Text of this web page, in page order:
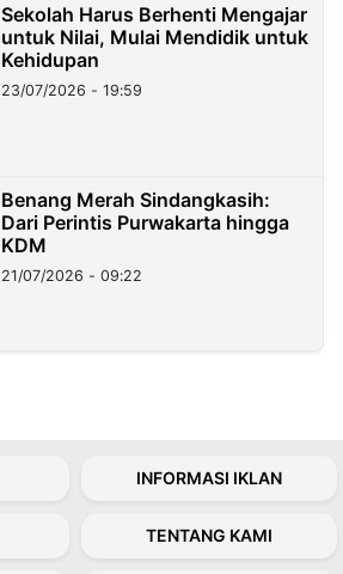
Sekolah Harus Berhenti Mengajar
untuk Nilai, Mulai Mendidik untuk
Kehidupan
23/07/2026 - 19:59
Benang Merah Sindangkasih:
Dari Perintis Purwakarta hingga
KDM
21/07/2026 - 09:22
INFORMASI IKLAN
TENTANG KAMI